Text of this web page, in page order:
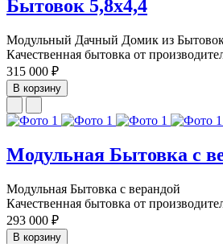
Бытовок 5,8х4,4
Модульный Дачный Домик из
Качественная бытовка от
315 000 ₽
В корзину
Модульная Бытовка с
Модульная Бытовка с верандой
Качественная бытовка от
293 000 ₽
В корзину